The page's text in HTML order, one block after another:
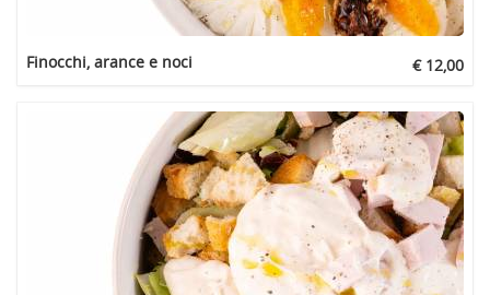
Finocchi, arance e noci € 12,00